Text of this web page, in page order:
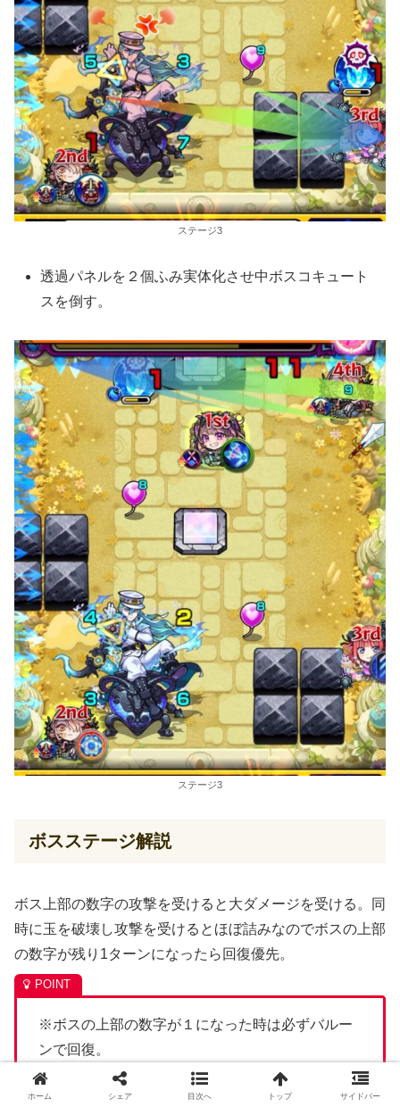
ステージ3
透過パネルを２個ふみ実体化させ中ボスコキュート
スを倒す。
ステージ3
ボスステージ解説
ボス上部の数字の攻撃を受けると大ダメージを受ける。同
時に玉を破壊し攻撃を受けるとほぼ詰みなのでボスの上部
の数字が残り1ターンになったら回復優先。
※ボスの上部の数字が１になった時は必ずバルー
ンで回復。
又は、烈火鮫で麻痺させ、攻撃回避。
気弾で大ダメージを受ける。
ホーム シェア 目次へ トップ サイドバー